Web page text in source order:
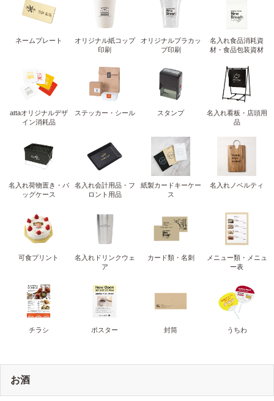
ネームプレート
オリジナル紙コップ
印刷
オリジナルプラカッ
プ印刷
名入れ食品消耗資
材・食品包装資材
attaオリジナルデザ
イン消耗品
ステッカー・シール スタンプ
名入れ看板・店頭用
品
名入れ荷物置き・バ
ッグケース
名入れ会計用品・フ
ロント用品
紙製カードキーケー
ス
名入れノベルティ
可食プリント
名入れドリンクウェ
ア
カード類・名刺
メニュー類・メニュ
ー表
チラシ ポスター 封筒 うちわ
お酒